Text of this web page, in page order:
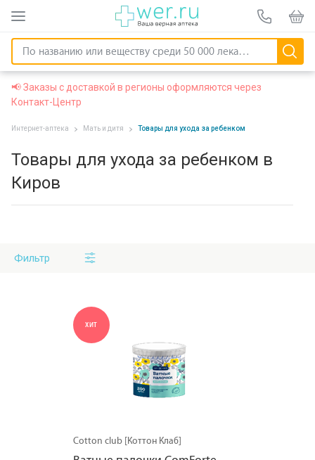
📢 Заказы с доставкой в регионы оформляются через
Контакт-Центр
Интернет-аптека Мать и дитя Товары для ухода за ребенком
Товары для ухода за ребенком в
Киров
Фильтр
ХИТ
Cotton club [Коттон Клаб]